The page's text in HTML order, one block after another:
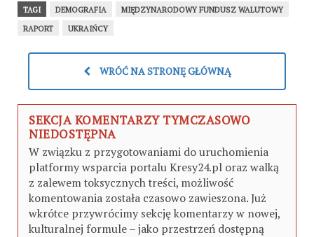
TAGI DEMOGRAFIA
MIĘDZYNARODOWY FUNDUSZ WALUTOWY
RAPORT
UKRAIŃCY
WRÓĆ NA STRONĘ GŁÓWNĄ
SEKCJA KOMENTARZY TYMCZASOWO
NIEDOSTĘPNA
W związku z przygotowaniami do uruchomienia
platformy wsparcia portalu Kresy24.pl oraz walką
z zalewem toksycznych treści, możliwość
komentowania została czasowo zawieszona. Już
wkrótce przywrócimy sekcję komentarzy w nowej,
kulturalnej formule – jako przestrzeń dostępną